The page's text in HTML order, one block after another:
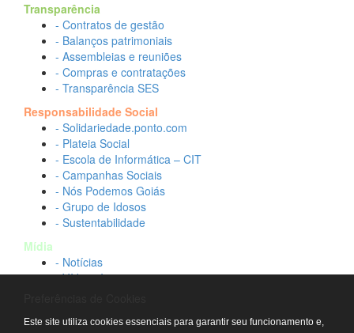
Transparência
- Contratos de gestão
- Balanços patrimoniais
- Assembleias e reuniões
- Compras e contratações
- Transparência SES
Responsabilidade Social
- Solidariedade.ponto.com
- Plateia Social
- Escola de Informática – CIT
- Campanhas Sociais
- Nós Podemos Goiás
- Grupo de Idosos
- Sustentabilidade
Mídia
- Notícias
- Vídeos Institucionais
Contato
Este site utiliza cookies essenciais para garantir seu funcionamento e,